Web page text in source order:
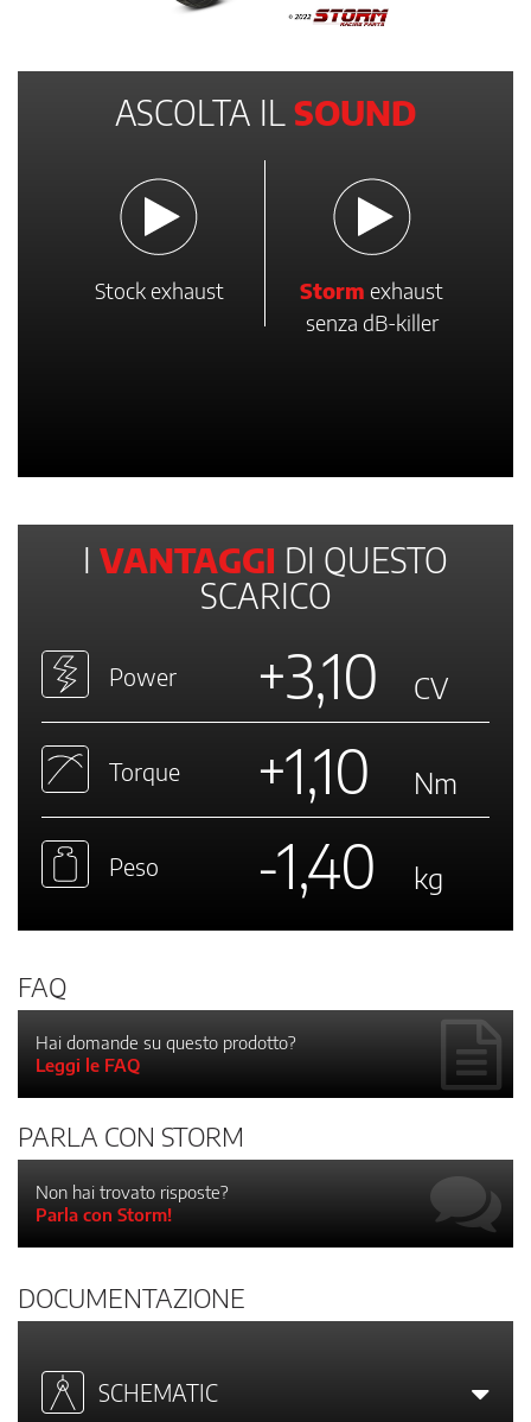
ASCOLTA IL SOUND
Stock exhaust Storm exhaust
senza dB-killer
I VANTAGGI DI QUESTO
SCARICO
Power +3,10 CV
Torque +1,10 Nm
Peso -1,40 kg
FAQ
Hai domande su questo prodotto?
Leggi le FAQ
PARLA CON STORM
Non hai trovato risposte?
Parla con Storm!
DOCUMENTAZIONE
SCHEMATIC